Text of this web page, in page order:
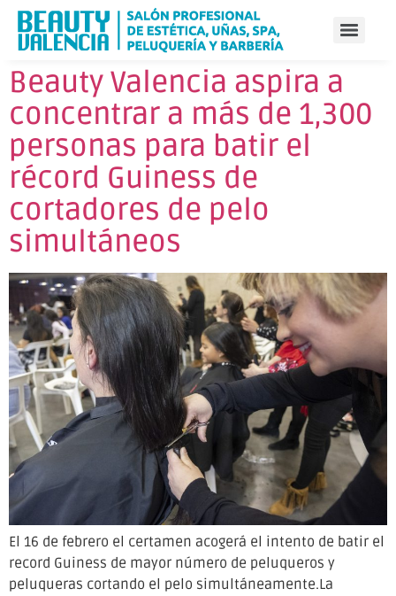
Beauty Valencia aspira a
concentrar a más de 1,300
personas para batir el
récord Guiness de
cortadores de pelo
simultáneos
El 16 de febrero el certamen acogerá el intento de batir el
record Guiness de mayor número de peluqueros y
peluqueras cortando el pelo simultáneamente.La